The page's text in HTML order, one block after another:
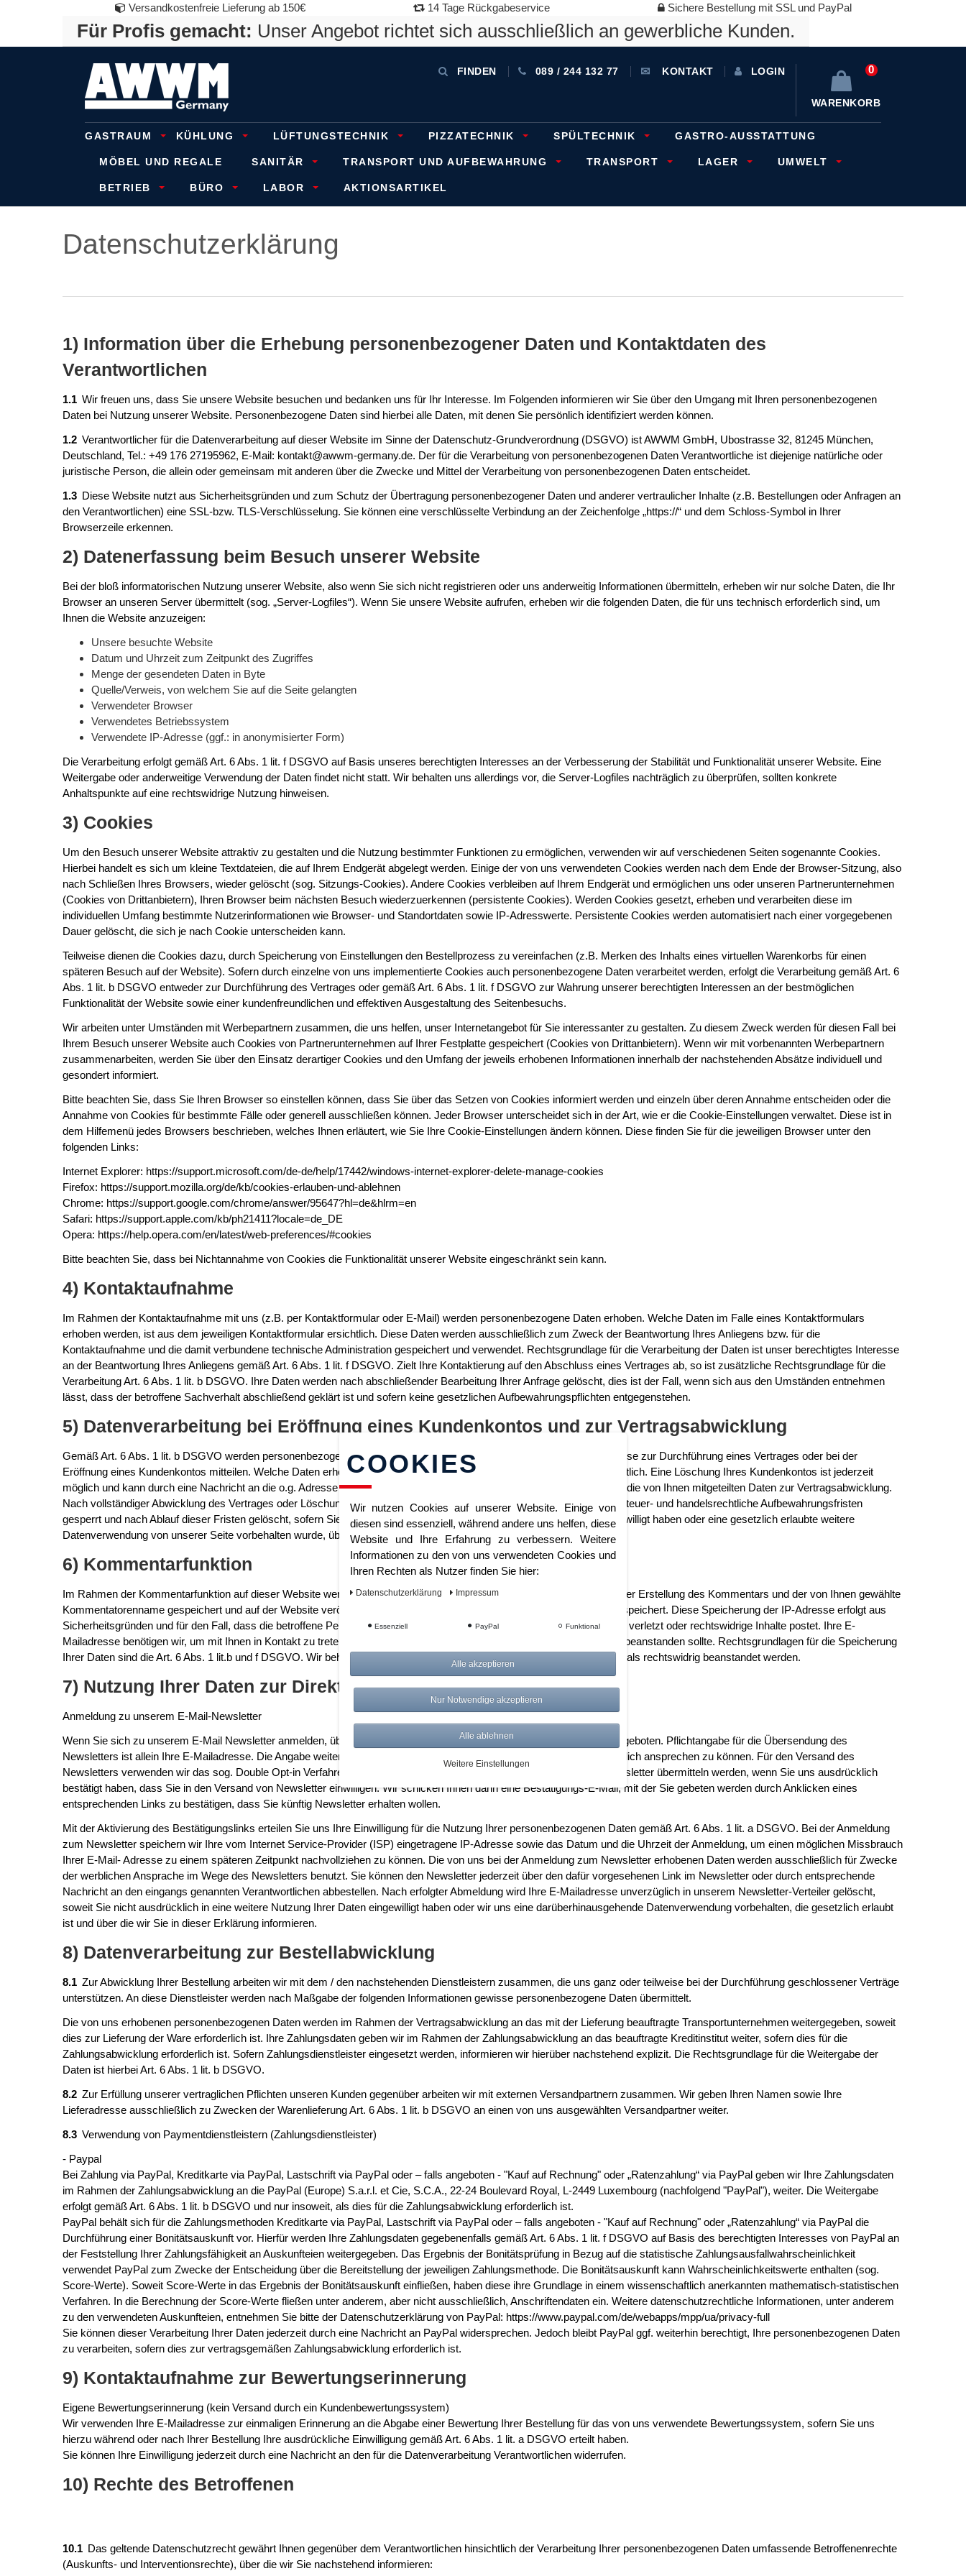
Versandkostenfreie Lieferung ab 150€ 14 Tage Rückgabeservice Sichere Bestellung mit SSL und PayPal
Für Profis gemacht: Unser Angebot richtet sich ausschließlich an gewerbliche Kunden.
FINDEN 089 / 244 132 77 KONTAKT LOGIN 0
WARENKORB
GASTRAUM KÜHLUNG LÜFTUNGSTECHNIK PIZZATECHNIK SPÜLTECHNIK GASTRO-AUSSTATTUNG
MÖBEL UND REGALE SANITÄR TRANSPORT UND AUFBEWAHRUNG TRANSPORT LAGER UMWELT
BETRIEB BÜRO LABOR AKTIONSARTIKEL
Daten­schutz­erklärung
1) Information über die Erhebung personenbezogener Daten und Kontaktdaten des
Verantwortlichen
1.1 Wir freuen uns, dass Sie unsere Website besuchen und bedanken uns für Ihr Interesse. Im Folgenden informieren wir Sie über den Umgang mit Ihren personenbezogenen
Daten bei Nutzung unserer Website. Personenbezogene Daten sind hierbei alle Daten, mit denen Sie persönlich identifiziert werden können.
1.2 Verantwortlicher für die Datenverarbeitung auf dieser Website im Sinne der Datenschutz-Grundverordnung (DSGVO) ist AWWM GmbH, Ubostrasse 32, 81245 München,
Deutschland, Tel.: +49 176 27195962, E-Mail: kontakt@awwm-germany.de. Der für die Verarbeitung von personenbezogenen Daten Verantwortliche ist diejenige natürliche oder
juristische Person, die allein oder gemeinsam mit anderen über die Zwecke und Mittel der Verarbeitung von personenbezogenen Daten entscheidet.
1.3 Diese Website nutzt aus Sicherheitsgründen und zum Schutz der Übertragung personenbezogener Daten und anderer vertraulicher Inhalte (z.B. Bestellungen oder Anfragen an
den Verantwortlichen) eine SSL-bzw. TLS-Verschlüsselung. Sie können eine verschlüsselte Verbindung an der Zeichenfolge „https://“ und dem Schloss-Symbol in Ihrer
Browserzeile erkennen.
2) Datenerfassung beim Besuch unserer Website
Bei der bloß informatorischen Nutzung unserer Website, also wenn Sie sich nicht registrieren oder uns anderweitig Informationen übermitteln, erheben wir nur solche Daten, die Ihr
Browser an unseren Server übermittelt (sog. „Server-Logfiles“). Wenn Sie unsere Website aufrufen, erheben wir die folgenden Daten, die für uns technisch erforderlich sind, um
Ihnen die Website anzuzeigen:
Unsere besuchte Website
Datum und Uhrzeit zum Zeitpunkt des Zugriffes
Menge der gesendeten Daten in Byte
Quelle/Verweis, von welchem Sie auf die Seite gelangten
Verwendeter Browser
Verwendetes Betriebssystem
Verwendete IP-Adresse (ggf.: in anonymisierter Form)
Die Verarbeitung erfolgt gemäß Art. 6 Abs. 1 lit. f DSGVO auf Basis unseres berechtigten Interesses an der Verbesserung der Stabilität und Funktionalität unserer Website. Eine
Weitergabe oder anderweitige Verwendung der Daten findet nicht statt. Wir behalten uns allerdings vor, die Server-Logfiles nachträglich zu überprüfen, sollten konkrete
Anhaltspunkte auf eine rechtswidrige Nutzung hinweisen.
3) Cookies
Um den Besuch unserer Website attraktiv zu gestalten und die Nutzung bestimmter Funktionen zu ermöglichen, verwenden wir auf verschiedenen Seiten sogenannte Cookies.
Hierbei handelt es sich um kleine Textdateien, die auf Ihrem Endgerät abgelegt werden. Einige der von uns verwendeten Cookies werden nach dem Ende der Browser-Sitzung, also
nach Schließen Ihres Browsers, wieder gelöscht (sog. Sitzungs-Cookies). Andere Cookies verbleiben auf Ihrem Endgerät und ermöglichen uns oder unseren Partnerunternehmen
(Cookies von Drittanbietern), Ihren Browser beim nächsten Besuch wiederzuerkennen (persistente Cookies). Werden Cookies gesetzt, erheben und verarbeiten diese im
individuellen Umfang bestimmte Nutzerinformationen wie Browser- und Standortdaten sowie IP-Adresswerte. Persistente Cookies werden automatisiert nach einer vorgegebenen
Dauer gelöscht, die sich je nach Cookie unterscheiden kann.
Teilweise dienen die Cookies dazu, durch Speicherung von Einstellungen den Bestellprozess zu vereinfachen (z.B. Merken des Inhalts eines virtuellen Warenkorbs für einen
späteren Besuch auf der Website). Sofern durch einzelne von uns implementierte Cookies auch personenbezogene Daten verarbeitet werden, erfolgt die Verarbeitung gemäß Art. 6
Abs. 1 lit. b DSGVO entweder zur Durchführung des Vertrages oder gemäß Art. 6 Abs. 1 lit. f DSGVO zur Wahrung unserer berechtigten Interessen an der bestmöglichen
Funktionalität der Website sowie einer kundenfreundlichen und effektiven Ausgestaltung des Seitenbesuchs.
Wir arbeiten unter Umständen mit Werbepartnern zusammen, die uns helfen, unser Internetangebot für Sie interessanter zu gestalten. Zu diesem Zweck werden für diesen Fall bei
Ihrem Besuch unserer Website auch Cookies von Partnerunternehmen auf Ihrer Festplatte gespeichert (Cookies von Drittanbietern). Wenn wir mit vorbenannten Werbepartnern
zusammenarbeiten, werden Sie über den Einsatz derartiger Cookies und den Umfang der jeweils erhobenen Informationen innerhalb der nachstehenden Absätze individuell und
gesondert informiert.
Bitte beachten Sie, dass Sie Ihren Browser so einstellen können, dass Sie über das Setzen von Cookies informiert werden und einzeln über deren Annahme entscheiden oder die
Annahme von Cookies für bestimmte Fälle oder generell ausschließen können. Jeder Browser unterscheidet sich in der Art, wie er die Cookie-Einstellungen verwaltet. Diese ist in
dem Hilfemenü jedes Browsers beschrieben, welches Ihnen erläutert, wie Sie Ihre Cookie-Einstellungen ändern können. Diese finden Sie für die jeweiligen Browser unter den
folgenden Links:
Internet Explorer: https://support.microsoft.com/de-de/help/17442/windows-internet-explorer-delete-manage-cookies
Firefox: https://support.mozilla.org/de/kb/cookies-erlauben-und-ablehnen
Chrome: https://support.google.com/chrome/answer/95647?hl=de&hlrm=en
Safari: https://support.apple.com/kb/ph21411?locale=de_DE
Opera: https://help.opera.com/en/latest/web-preferences/#cookies
Bitte beachten Sie, dass bei Nichtannahme von Cookies die Funktionalität unserer Website eingeschränkt sein kann.
4) Kontaktaufnahme
Im Rahmen der Kontaktaufnahme mit uns (z.B. per Kontaktformular oder E-Mail) werden personenbezogene Daten erhoben. Welche Daten im Falle eines Kontaktformulars
erhoben werden, ist aus dem jeweiligen Kontaktformular ersichtlich. Diese Daten werden ausschließlich zum Zweck der Beantwortung Ihres Anliegens bzw. für die
Kontaktaufnahme und die damit verbundene technische Administration gespeichert und verwendet. Rechtsgrundlage für die Verarbeitung der Daten ist unser berechtigtes Interesse
an der Beantwortung Ihres Anliegens gemäß Art. 6 Abs. 1 lit. f DSGVO. Zielt Ihre Kontaktierung auf den Abschluss eines Vertrages ab, so ist zusätzliche Rechtsgrundlage für die
Verarbeitung Art. 6 Abs. 1 lit. b DSGVO. Ihre Daten werden nach abschließender Bearbeitung Ihrer Anfrage gelöscht, dies ist der Fall, wenn sich aus den Umständen entnehmen
lässt, dass der betroffene Sachverhalt abschließend geklärt ist und sofern keine gesetzlichen Aufbewahrungspflichten entgegenstehen.
5) Datenverarbeitung bei Eröffnung eines Kundenkontos und zur Vertragsabwicklung
Gemäß Art. 6 Abs. 1 lit. b DSGVO werden personenbezogene Daten weiterhin erhoben und verarbeitet, wenn Sie uns diese zur Durchführung eines Vertrages oder bei der
Eröffnung eines Kundenkontos mitteilen. Welche Daten erhoben werden, ist aus den jeweiligen Eingabeformularen ersichtlich. Eine Löschung Ihres Kundenkontos ist jederzeit
möglich und kann durch eine Nachricht an die o.g. Adresse des Verantwortlichen erfolgen. Wir speichern und verwenden die von Ihnen mitgeteilten Daten zur Vertragsabwicklung.
Nach vollständiger Abwicklung des Vertrages oder Löschung Ihres Kundenkontos werden Ihre Daten mit Rücksicht auf steuer- und handelsrechtliche Aufbewahrungsfristen
gesperrt und nach Ablauf dieser Fristen gelöscht, sofern Sie nicht ausdrücklich in eine weitere Nutzung Ihrer Daten eingewilligt haben oder eine gesetzlich erlaubte weitere
Datenverwendung von unserer Seite vorbehalten wurde, über die wir Sie nachstehend entsprechend informieren.
6) Kommentarfunktion
Im Rahmen der Kommentarfunktion auf dieser Website werden neben Ihrem Kommentar auch Angaben zum Zeitpunkt der Erstellung des Kommentars und der von Ihnen gewählte
Kommentatorenname gespeichert und auf der Website veröffentlicht. Ferner wird Ihre IP-Adresse mitprotokolliert und gespeichert. Diese Speicherung der IP-Adresse erfolgt aus
Sicherheitsgründen und für den Fall, dass die betroffene Person durch einen abgegebenen Kommentar die Rechte Dritter verletzt oder rechtswidrige Inhalte postet. Ihre E-
Mailadresse benötigen wir, um mit Ihnen in Kontakt zu treten, falls ein Dritter Ihren veröffentlichten Inhalt als rechtswidrig beanstanden sollte. Rechtsgrundlagen für die Speicherung
Ihrer Daten sind die Art. 6 Abs. 1 lit.b und f DSGVO. Wir behalten uns vor, Kommentare zu löschen, wenn sie von Dritten als rechtswidrig beanstandet werden.
7) Nutzung Ihrer Daten zur Direktwerbung
Anmeldung zu unserem E-Mail-Newsletter
Wenn Sie sich zu unserem E-Mail Newsletter anmelden, übersenden wir Ihnen regelmäßig Informationen zu unseren Angeboten. Pflichtangabe für die Übersendung des
Newsletters ist allein Ihre E-Mailadresse. Die Angabe weiterer evtl. Daten ist freiwillig und wird verwendet, um Sie persönlich ansprechen zu können. Für den Versand des
Newsletters verwenden wir das sog. Double Opt-in Verfahren. Dies bedeutet, dass wir Ihnen erst dann einen E-Mail Newsletter übermitteln werden, wenn Sie uns ausdrücklich
bestätigt haben, dass Sie in den Versand von Newsletter einwilligen. Wir schicken Ihnen dann eine Bestätigungs-E-Mail, mit der Sie gebeten werden durch Anklicken eines
entsprechenden Links zu bestätigen, dass Sie künftig Newsletter erhalten wollen.
Mit der Aktivierung des Bestätigungslinks erteilen Sie uns Ihre Einwilligung für die Nutzung Ihrer personenbezogenen Daten gemäß Art. 6 Abs. 1 lit. a DSGVO. Bei der Anmeldung
zum Newsletter speichern wir Ihre vom Internet Service-Provider (ISP) eingetragene IP-Adresse sowie das Datum und die Uhrzeit der Anmeldung, um einen möglichen Missbrauch
Ihrer E-Mail- Adresse zu einem späteren Zeitpunkt nachvollziehen zu können. Die von uns bei der Anmeldung zum Newsletter erhobenen Daten werden ausschließlich für Zwecke
der werblichen Ansprache im Wege des Newsletters benutzt. Sie können den Newsletter jederzeit über den dafür vorgesehenen Link im Newsletter oder durch entsprechende
Nachricht an den eingangs genannten Verantwortlichen abbestellen. Nach erfolgter Abmeldung wird Ihre E-Mailadresse unverzüglich in unserem Newsletter-Verteiler gelöscht,
soweit Sie nicht ausdrücklich in eine weitere Nutzung Ihrer Daten eingewilligt haben oder wir uns eine darüberhinausgehende Datenverwendung vorbehalten, die gesetzlich erlaubt
ist und über die wir Sie in dieser Erklärung informieren.
8) Datenverarbeitung zur Bestellabwicklung
8.1 Zur Abwicklung Ihrer Bestellung arbeiten wir mit dem / den nachstehenden Dienstleistern zusammen, die uns ganz oder teilweise bei der Durchführung geschlossener Verträge
unterstützen. An diese Dienstleister werden nach Maßgabe der folgenden Informationen gewisse personenbezogene Daten übermittelt.
Die von uns erhobenen personenbezogenen Daten werden im Rahmen der Vertragsabwicklung an das mit der Lieferung beauftragte Transportunternehmen weitergegeben, soweit
dies zur Lieferung der Ware erforderlich ist. Ihre Zahlungsdaten geben wir im Rahmen der Zahlungsabwicklung an das beauftragte Kreditinstitut weiter, sofern dies für die
Zahlungsabwicklung erforderlich ist. Sofern Zahlungsdienstleister eingesetzt werden, informieren wir hierüber nachstehend explizit. Die Rechtsgrundlage für die Weitergabe der
Daten ist hierbei Art. 6 Abs. 1 lit. b DSGVO.
8.2 Zur Erfüllung unserer vertraglichen Pflichten unseren Kunden gegenüber arbeiten wir mit externen Versandpartnern zusammen. Wir geben Ihren Namen sowie Ihre
Lieferadresse ausschließlich zu Zwecken der Warenlieferung Art. 6 Abs. 1 lit. b DSGVO an einen von uns ausgewählten Versandpartner weiter.
8.3 Verwendung von Paymentdienstleistern (Zahlungsdienstleister)
- Paypal
Bei Zahlung via PayPal, Kreditkarte via PayPal, Lastschrift via PayPal oder – falls angeboten - "Kauf auf Rechnung" oder „Ratenzahlung“ via PayPal geben wir Ihre Zahlungsdaten
im Rahmen der Zahlungsabwicklung an die PayPal (Europe) S.a.r.l. et Cie, S.C.A., 22-24 Boulevard Royal, L-2449 Luxembourg (nachfolgend "PayPal"), weiter. Die Weitergabe
erfolgt gemäß Art. 6 Abs. 1 lit. b DSGVO und nur insoweit, als dies für die Zahlungsabwicklung erforderlich ist.
PayPal behält sich für die Zahlungsmethoden Kreditkarte via PayPal, Lastschrift via PayPal oder – falls angeboten - "Kauf auf Rechnung" oder „Ratenzahlung“ via PayPal die
Durchführung einer Bonitätsauskunft vor. Hierfür werden Ihre Zahlungsdaten gegebenenfalls gemäß Art. 6 Abs. 1 lit. f DSGVO auf Basis des berechtigten Interesses von PayPal an
der Feststellung Ihrer Zahlungsfähigkeit an Auskunfteien weitergegeben. Das Ergebnis der Bonitätsprüfung in Bezug auf die statistische Zahlungsausfallwahrscheinlichkeit
verwendet PayPal zum Zwecke der Entscheidung über die Bereitstellung der jeweiligen Zahlungsmethode. Die Bonitätsauskunft kann Wahrscheinlichkeitswerte enthalten (sog.
Score-Werte). Soweit Score-Werte in das Ergebnis der Bonitätsauskunft einfließen, haben diese ihre Grundlage in einem wissenschaftlich anerkannten mathematisch-statistischen
Verfahren. In die Berechnung der Score-Werte fließen unter anderem, aber nicht ausschließlich, Anschriftendaten ein. Weitere datenschutzrechtliche Informationen, unter anderem
zu den verwendeten Auskunfteien, entnehmen Sie bitte der Datenschutzerklärung von PayPal: https://www.paypal.com/de/webapps/mpp/ua/privacy-full
Sie können dieser Verarbeitung Ihrer Daten jederzeit durch eine Nachricht an PayPal widersprechen. Jedoch bleibt PayPal ggf. weiterhin berechtigt, Ihre personenbezogenen Daten
zu verarbeiten, sofern dies zur vertragsgemäßen Zahlungsabwicklung erforderlich ist.
9) Kontaktaufnahme zur Bewertungserinnerung
Eigene Bewertungserinnerung (kein Versand durch ein Kundenbewertungssystem)
Wir verwenden Ihre E-Mailadresse zur einmaligen Erinnerung an die Abgabe einer Bewertung Ihrer Bestellung für das von uns verwendete Bewertungssystem, sofern Sie uns
hierzu während oder nach Ihrer Bestellung Ihre ausdrückliche Einwilligung gemäß Art. 6 Abs. 1 lit. a DSGVO erteilt haben.
Sie können Ihre Einwilligung jederzeit durch eine Nachricht an den für die Datenverarbeitung Verantwortlichen widerrufen.
10) Rechte des Betroffenen
10.1 Das geltende Datenschutzrecht gewährt Ihnen gegenüber dem Verantwortlichen hinsichtlich der Verarbeitung Ihrer personenbezogenen Daten umfassende Betroffenenrechte
(Auskunfts- und Interventionsrechte), über die wir Sie nachstehend informieren:
COOKIES
Wir nutzen Cookies auf unserer Website. Einige von
diesen sind essenziell, während andere uns helfen, diese
Website und Ihre Erfahrung zu verbessern. Weitere
Informationen zu den von uns verwendeten Cookies und
Ihren Rechten als Nutzer finden Sie hier:
Daten­schutz­erklärung Impressum
Essenziell PayPal Funktional
Alle akzeptieren
Nur Notwendige akzeptieren
Alle ablehnen
Weitere Einstellungen